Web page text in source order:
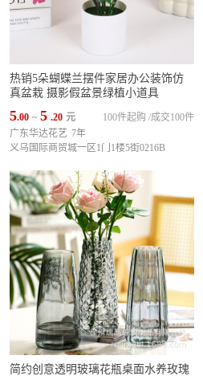
热销5朵蝴蝶兰摆件家居办公装饰仿
真盆栽 摄影假盆景绿植小道具
5.00 ~ 5 .20 元 成交100件
100件起购 /
广东华达花艺 7年
义乌国际商贸城一区1门1楼5街0216B
简约创意透明玻璃花瓶桌面水养玫瑰